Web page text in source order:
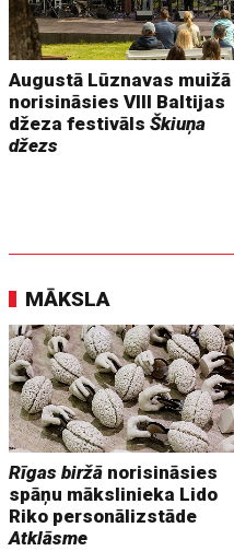
Augustā Lūznavas muižā
norisināsies VIII Baltijas
džeza festivālsŠkiuņa
džezs
MĀKSLA
Rīgas biržā norisināsies
spāņu mākslinieka Lido
Riko personālizstāde
Atklāsme